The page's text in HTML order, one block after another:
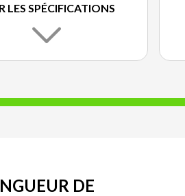
LES SPÉCIFICATIONS
DE